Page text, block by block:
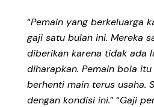
“Pemain yang berkeluarga
gaji satu bulan ini. Mereka
diberikan karena tidak ada
diharapkan. Pemain bola
berhenti main terus usaha.
dengan kondisi ini.” “Gaji